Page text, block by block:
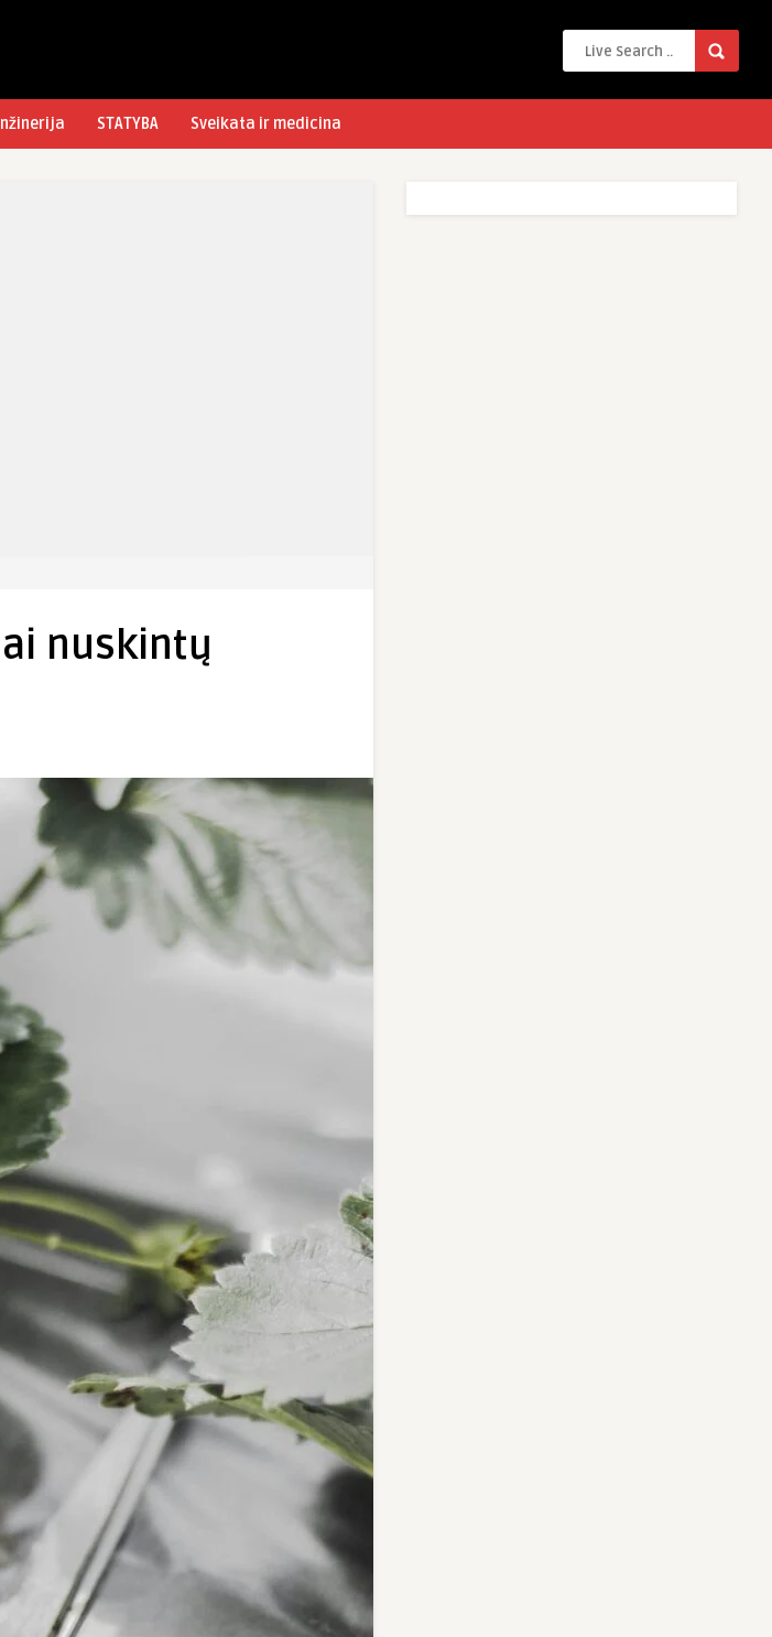
STATYBA Sveikata ir medicina
nuskintų